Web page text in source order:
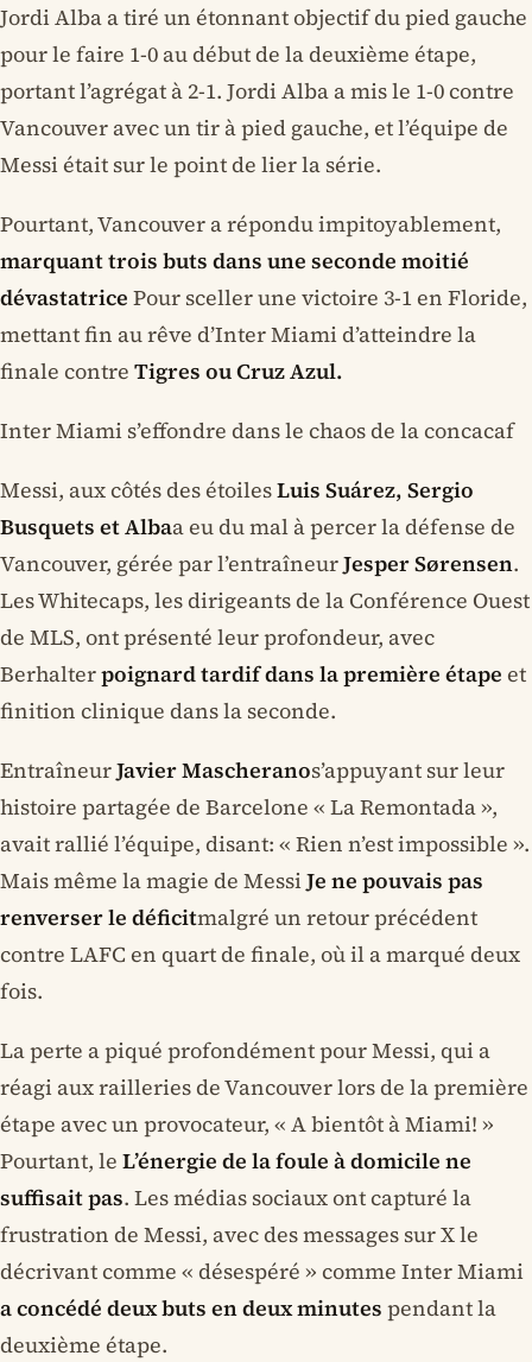
Jordi Alba a tiré un étonnant objectif du pied gauche
pour le faire 1-0 au début de la deuxième étape,
portant l’agrégat à 2-1. Jordi Alba a mis le 1-0 contre
Vancouver avec un tir à pied gauche, et l’équipe de
Messi était sur le point de lier la série.
Pourtant, Vancouver a répondu impitoyablement,
marquant trois buts dans une seconde moitié
dévastatrice Pour sceller une victoire 3-1 en Floride,
mettant fin au rêve d’Inter Miami d’atteindre la
finale contre Tigres ou Cruz Azul.
Inter Miami s’effondre dans le chaos de la concacaf
Messi, aux côtés des étoilesLuis Suárez, Sergio
Busquets et Albaa eu du mal à percer la défense de
Vancouver, gérée par l’entraîneurJesper Sørensen.
Les Whitecaps, les dirigeants de la Conférence Ouest
de MLS, ont présenté leur profondeur, avec
Berhalterpoignard tardif dans la première étape et
finition clinique dans la seconde.
EntraîneurJavier Mascheranos’appuyant sur leur
histoire partagée de Barcelone « La Remontada »,
avait rallié l’équipe, disant: « Rien n’est impossible ».
Mais même la magie de MessiJe ne pouvais pas
renverser le déficitmalgré un retour précédent
contre LAFC en quart de finale, où il a marqué deux
fois.
La perte a piqué profondément pour Messi, qui a
réagi aux railleries de Vancouver lors de la première
étape avec un provocateur, « A bientôt à Miami! »
Pourtant, le L’énergie de la foule à domicile ne
suffisait pas. Les médias sociaux ont capturé la
frustration de Messi, avec des messages sur X le
décrivant comme « désespéré » comme Inter Miami
a concédé deux buts en deux minutes pendant la
deuxième étape.